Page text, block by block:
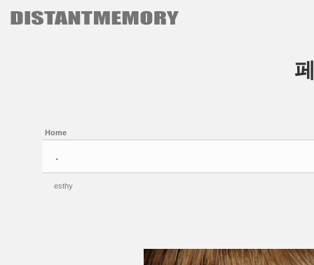
본문으로 바로가기
Home
.
esthy
Sketchbook5, 스케치북5